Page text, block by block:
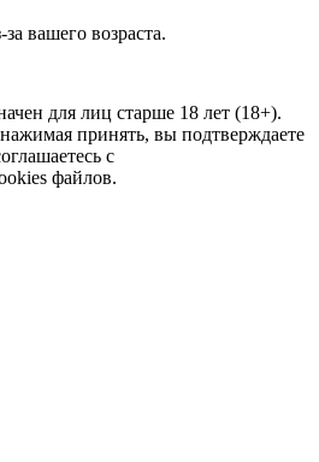
вашего возраста.
для лиц старше 18 лет (18+).
принять, вы подтверждаете
с
файлов.